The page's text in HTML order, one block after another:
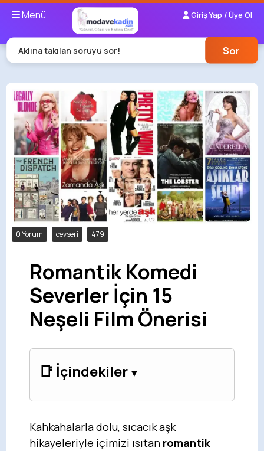
Menü Giriş Yap / Üye Ol
Aklına takılan soruyu sor! Sor
0 Yorum cevseri 479
Romantik Komedi
Severler İçin 15
Neşeli Film Önerisi
📑 İçindekiler
Kahkahalarla dolu, sıcacık aşk
hikayeleriyle içimizi ısıtan romantik